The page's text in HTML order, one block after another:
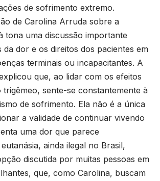
de sofrimento extremo.
de Carolina Arruda sobre a
tona uma discussão importante
da dor e os direitos dos pacientes em
terminais ou incapacitantes. A
que, ao lidar com os efeitos
trigêmeo, sente-se constantemente à
de sofrimento. Ela não é a única
a validade de continuar vivendo
uma dor que parece
ainda ilegal no Brasil,
discutida por muitas pessoas em
que, como Carolina, buscam